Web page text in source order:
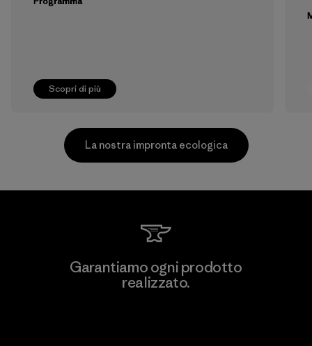
Scopri di più
Supertex El Salvador
La nostra impronta ecologica
Garantiamo ogni prodotto
realizzato.